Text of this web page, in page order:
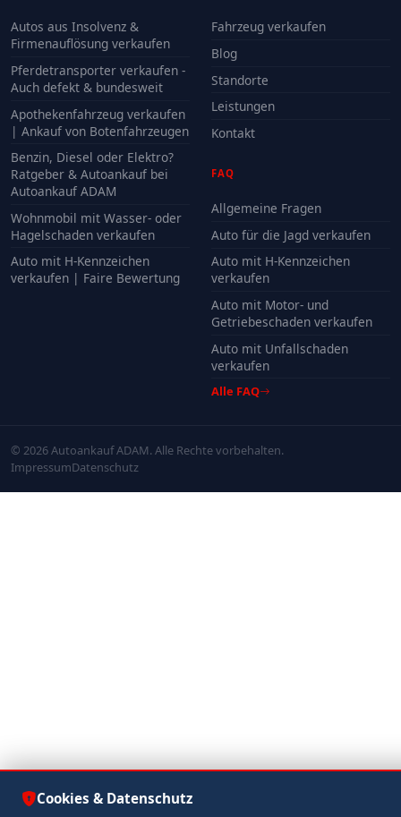
Autos aus Insolvenz &
Firmenauflösung verkaufen
Pferdetransporter verkaufen -
Auch defekt & bundesweit
Apothekenfahrzeug verkaufen
| Ankauf von Botenfahrzeugen
Benzin, Diesel oder Elektro?
Ratgeber & Autoankauf bei
Autoankauf ADAM
Wohnmobil mit Wasser- oder
Hagelschaden verkaufen
Auto mit H-Kennzeichen
verkaufen | Faire Bewertung
Fahrzeug verkaufen
Blog
Standorte
Leistungen
Kontakt
FAQ
Allgemeine Fragen
Auto für die Jagd verkaufen
Auto mit H-Kennzeichen
verkaufen
Auto mit Motor- und
Getriebeschaden verkaufen
Auto mit Unfallschaden
verkaufen
Alle FAQ
© 2026 Autoankauf ADAM. Alle Rechte vorbehalten.
ImpressumDatenschutz
Cookies & Datenschutz